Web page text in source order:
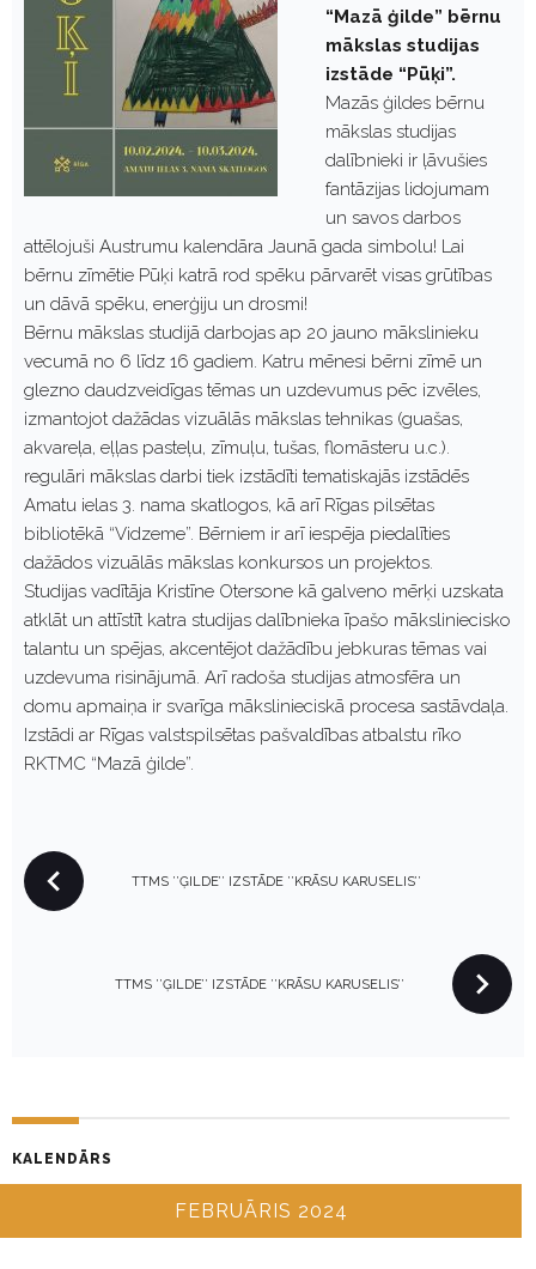
“Mazā ģilde” bērnu
mākslas studijas
izstāde “Pūķi”.
Mazās ģildes bērnu
mākslas studijas
dalībnieki ir ļāvušies
fantāzijas lidojumam
un savos darbos
attēlojuši Austrumu kalendāra Jaunā gada simbolu! Lai
bērnu zīmētie Pūķi katrā rod spēku pārvarēt visas grūtības
un dāvā spēku, enerģiju un drosmi!
Bērnu mākslas studijā darbojas ap 20 jauno mākslinieku
vecumā no 6 līdz 16 gadiem. Katru mēnesi bērni zīmē un
glezno daudzveidīgas tēmas un uzdevumus pēc izvēles,
izmantojot dažādas vizuālās mākslas tehnikas (guašas,
akvareļa, eļļas pasteļu, zīmuļu, tušas, flomāsteru u.c.).
regulāri mākslas darbi tiek izstādīti tematiskajās izstādēs
Amatu ielas 3. nama skatlogos, kā arī Rīgas pilsētas
bibliotēkā “Vidzeme”. Bērniem ir arī iespēja piedalīties
dažādos vizuālās mākslas konkursos un projektos.
Studijas vadītāja Kristīne Otersone kā galveno mērķi uzskata
atklāt un attīstīt katra studijas dalībnieka īpašo māksliniecisko
talantu un spējas, akcentējot dažādību jebkuras tēmas vai
uzdevuma risinājumā. Arī radoša studijas atmosfēra un
domu apmaiņa ir svarīga mākslinieciskā procesa sastāvdaļa.
Izstādi ar Rīgas valstspilsētas pašvaldības atbalstu rīko
RKTMC “Mazā ģilde”.
P
O
G
A
T
O
TTMS ’’ĢILDE’’ IZSTĀDE ’’KRĀSU KARUSELIS’’
TTMS ’’ĢILDE’’ IZSTĀDE ’’KRĀSU KARUSELIS’’
KALENDĀRS
FEBRUĀRIS 2024